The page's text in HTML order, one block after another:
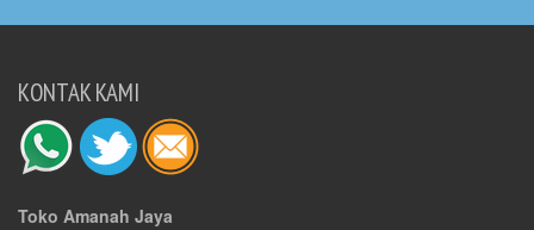
KONTAK KAMI
Toko Amanah Jaya